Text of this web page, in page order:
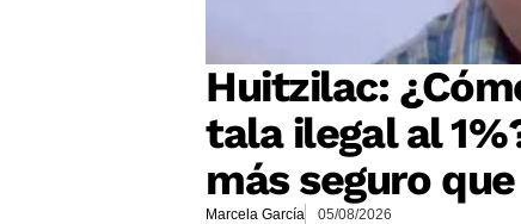
Huitzilac:
tala ilegal al
más seguro
Marcela García 05/08/2026